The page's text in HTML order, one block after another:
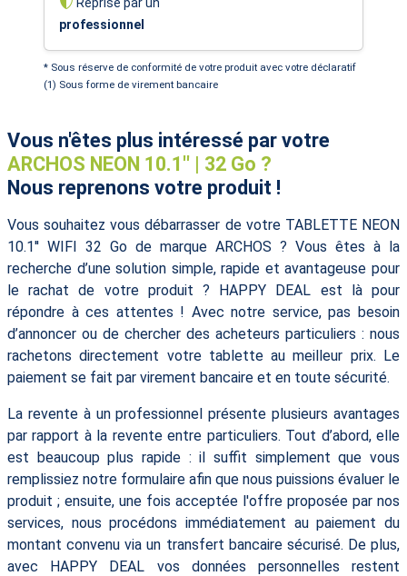
professionnel
* Sous réserve de conformité de votre produit avec votre déclaratif
(1) Sous forme de virement bancaire
Vous n'êtes plus intéressé par votre
ARCHOS NEON 10.1'' | 32 Go ?
Nous reprenons votre produit !
Vous souhaitez vous débarrasser de votre TABLETTE NEON
10.1'' WIFI 32 Go de marque ARCHOS ? Vous êtes à la
recherche d’une solution simple, rapide et avantageuse pour
le rachat de votre produit ? HAPPY DEAL est là pour
répondre à ces attentes ! Avec notre service, pas besoin
d’annoncer ou de chercher des acheteurs particuliers : nous
rachetons directement votre tablette au meilleur prix. Le
paiement se fait par virement bancaire et en toute sécurité.
La revente à un professionnel présente plusieurs avantages
par rapport à la revente entre particuliers. Tout d’abord, elle
est beaucoup plus rapide : il suffit simplement que vous
remplissiez notre formulaire afin que nous puissions évaluer le
produit ; ensuite, une fois acceptée l'offre proposée par nos
services, nous procédons immédiatement au paiement du
montant convenu via un transfert bancaire sécurisé. De plus,
avec HAPPY DEAL vos données personnelles restent